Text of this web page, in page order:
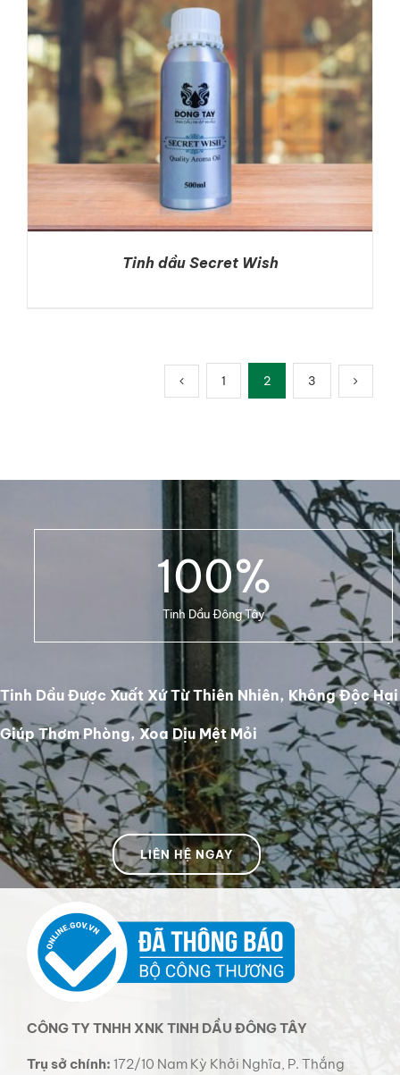
DETAILS
Tinh dầu Secret Wish
1 2 3
100%
Tinh Dầu Đông Tây
Tinh Dầu Được Xuất Xứ Từ Thiên Nhiên, Không Độc Hại
Giúp Thơm Phòng, Xoa Dịu Mệt Mỏi
LIÊN HỆ NGAY
CÔNG TY TNHH XNK TINH DẦU ĐÔNG TÂY
Trụ sở chính: 172/10 Nam Kỳ Khởi Nghĩa, P. Thắng